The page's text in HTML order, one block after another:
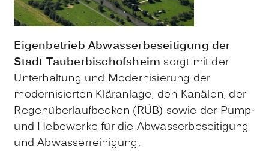
Eigenbetrieb Abwasserbeseitigung der
Stadt Tauberbischofsheim sorgt mit der
Unterhaltung und Modernisierung der
modernisierten Kläranlage, den Kanälen, der
Regenüberlaufbecken (RÜB) sowie der Pump-
und Hebewerke für die Abwasserbeseitigung
und Abwasserreinigung.